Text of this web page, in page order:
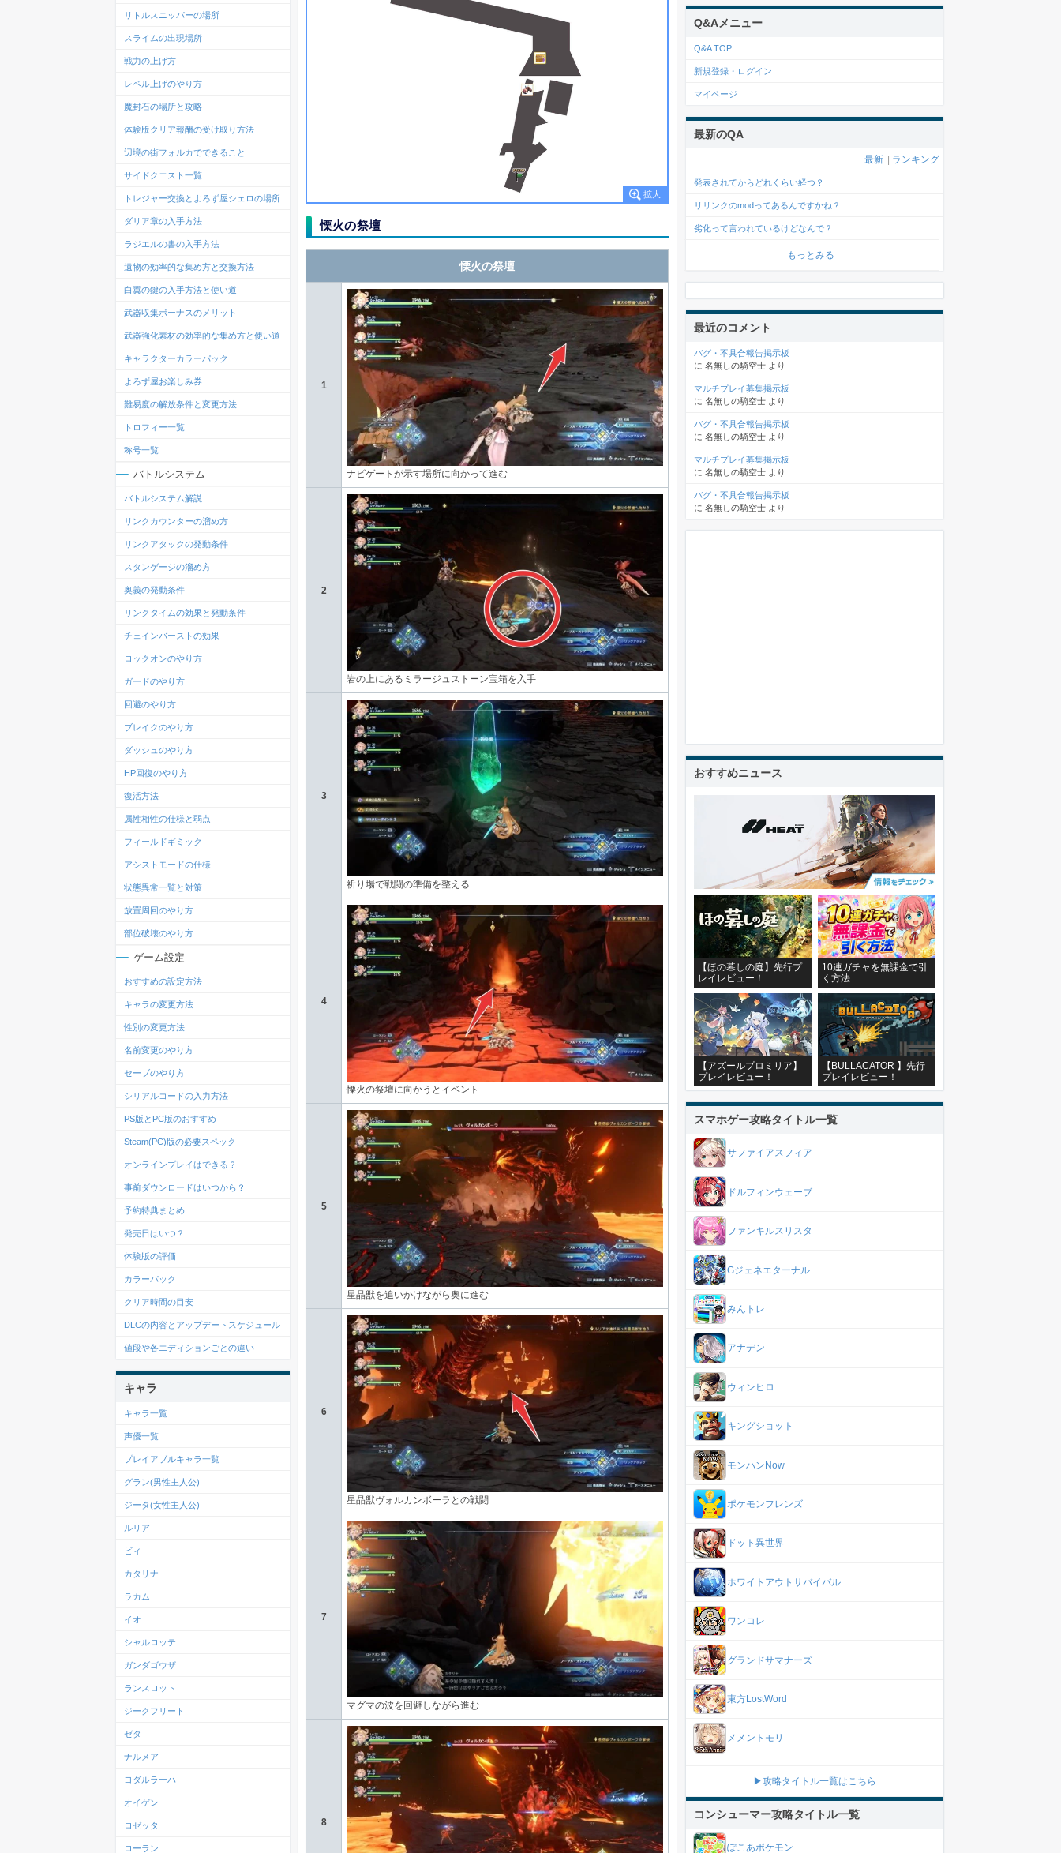
慄火の祭壇
慄火の祭壇
1
ナビゲートが示す場所に向かって進む
2
岩の上にあるミラージュストーン宝箱を入手
3
祈り場で戦闘の準備を整える
4
慄火の祭壇に向かうとイベント
5
星晶獣を追いかけながら奥に進む
6
星晶獣ヴォルカンボーラとの戦闘
7
マグマの波を回避しながら進む
8
リトルスニッパーの場所
スライムの出現場所
戦力の上げ方
レベル上げのやり方
魔封石の場所と攻略
体験版クリア報酬の受け取り方法
辺境の街フォルカでできること
サイドクエスト一覧
トレジャー交換とよろず屋シェロの場所
ダリア章の入手方法
ラジエルの書の入手方法
遺物の効率的な集め方と交換方法
白翼の鍵の入手方法と使い道
武器収集ボーナスのメリット
武器強化素材の効率的な集め方と使い道
キャラクターカラーパック
よろず屋お楽しみ券
難易度の解放条件と変更方法
トロフィー一覧
称号一覧
バトルシステム
バトルシステム解説
リンクカウンターの溜め方
リンクアタックの発動条件
スタンゲージの溜め方
奥義の発動条件
リンクタイムの効果と発動条件
チェインバーストの効果
ロックオンのやり方
ガードのやり方
回避のやり方
ブレイクのやり方
ダッシュのやり方
HP回復のやり方
復活方法
属性相性の仕様と弱点
フィールドギミック
アシストモードの仕様
状態異常一覧と対策
放置周回のやり方
部位破壊のやり方
ゲーム設定
おすすめの設定方法
キャラの変更方法
性別の変更方法
名前変更のやり方
セーブのやり方
シリアルコードの入力方法
PS版とPC版のおすすめ
Steam(PC)版の必要スペック
オンラインプレイはできる？
事前ダウンロードはいつから？
予約特典まとめ
発売日はいつ？
体験版の評価
カラーパック
クリア時間の目安
DLCの内容とアップデートスケジュール
値段や各エディションごとの違い
キャラ
キャラ一覧
声優一覧
プレイアブルキャラ一覧
グラン(男性主人公)
ジータ(女性主人公)
ルリア
ビィ
カタリナ
ラカム
イオ
シャルロッテ
ガンダゴウザ
ランスロット
ジークフリート
ゼタ
ナルメア
ヨダルラーハ
オイゲン
ロゼッタ
ローラン
Q&Aメニュー
Q&A TOP
新規登録・ログイン
マイページ
最新のQA
最新 ランキング
発表されてからどれくらい経つ？
リリンクのmodってあるんですかね？
劣化って言われているけどなんで？
もっとみる
最近のコメント
バグ・不具合報告掲示板
に 名無しの騎空士 より
マルチプレイ募集掲示板
に 名無しの騎空士 より
バグ・不具合報告掲示板
に 名無しの騎空士 より
マルチプレイ募集掲示板
に 名無しの騎空士 より
バグ・不具合報告掲示板
に 名無しの騎空士 より
おすすめニュース
【ほの暮しの庭】先行プ
レイレビュー！
10連ガチャを無課金で引
く方法
【アズールプロミリア】
プレイレビュー！
【BULLACATOR 】先行
プレイレビュー！
スマホゲー攻略タイトル一覧
サファイアスフィア
ドルフィンウェーブ
ファンキルスリスタ
Gジェネエターナル
みんトレ
アナデン
ウィンヒロ
キングショット
モンハンNow
ポケモンフレンズ
ドット異世界
ホワイトアウトサバイバル
ワンコレ
グランドサマナーズ
東方LostWord
メメントモリ
▶攻略タイトル一覧はこちら
コンシューマー攻略タイトル一覧
ぽこあポケモン